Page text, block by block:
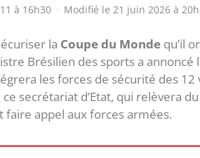
à 16h30 · Modifié le 21 juin 2026 à
la Coupe du Monde qu’il
Brésilien des sports a annoncé
les forces de sécurité des 12
secrétariat d’Etat, qui relèvera
appel aux forces armées.